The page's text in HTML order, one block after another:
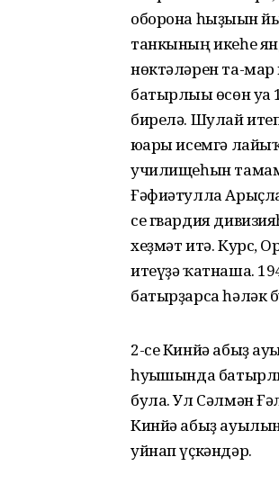
оборона һыҙығын
танкының икеһе
нөктәләрен та-
батырлығы өсөн
бирелә. Шулай
юғары исемгә
училищеһын
Ғәфиәтулла
се гвардия
хеҙмәт итә. Курс,
итеүҙә ҡатнаша.
батырҙарса һәләк
2-се Кинйә абыҙ
һуғышында
була. Ул Сәлмән
Кинйә абыҙ
уйнап үҫкәндәр.